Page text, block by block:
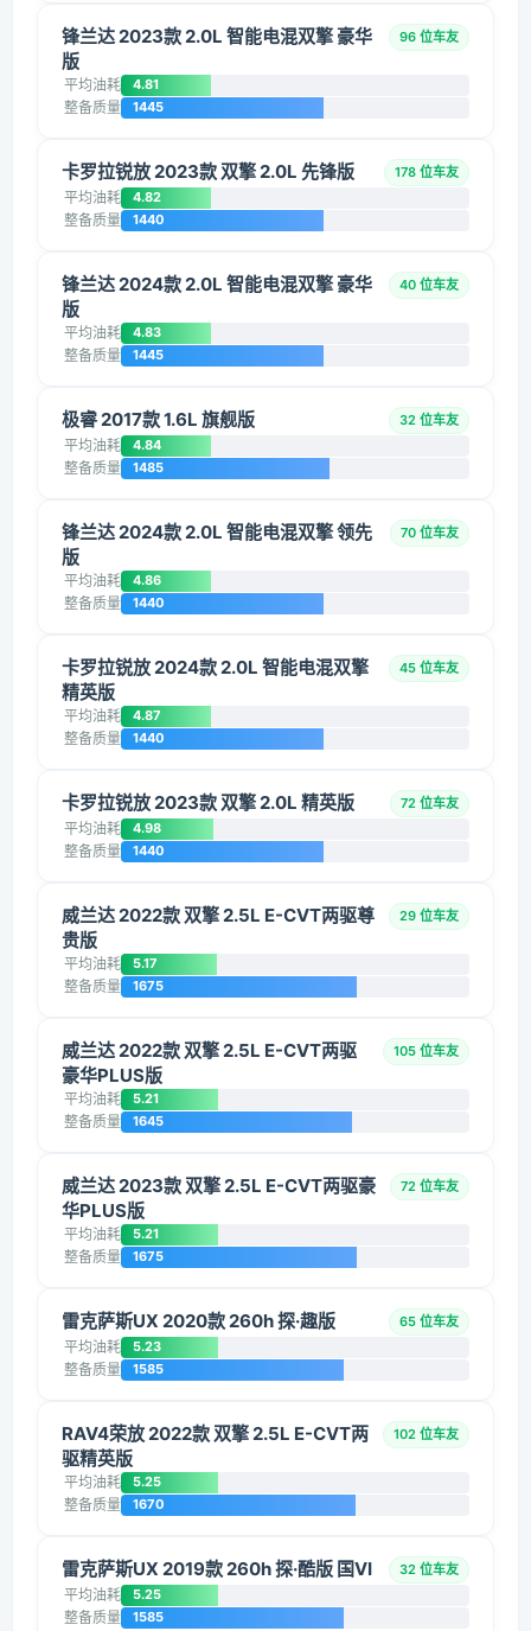
锋兰达 2023款 2.0L 智能电混双擎 豪华
版
96 位车友
平均油耗 4.81
整备质量 1445
卡罗拉锐放 2023款 双擎 2.0L 先锋版 178 位车友
平均油耗 4.82
整备质量 1440
锋兰达 2024款 2.0L 智能电混双擎 豪华
版
40 位车友
平均油耗 4.83
整备质量 1445
极睿 2017款 1.6L 旗舰版 32 位车友
平均油耗 4.84
整备质量 1485
锋兰达 2024款 2.0L 智能电混双擎 领先
版
70 位车友
平均油耗 4.86
整备质量 1440
卡罗拉锐放 2024款 2.0L 智能电混双擎
精英版
45 位车友
平均油耗 4.87
整备质量 1440
卡罗拉锐放 2023款 双擎 2.0L 精英版 72 位车友
平均油耗 4.98
整备质量 1440
威兰达 2022款 双擎 2.5L E-CVT两驱尊
贵版
29 位车友
平均油耗 5.17
整备质量 1675
威兰达 2022款 双擎 2.5L E-CVT两驱
豪华PLUS版
105 位车友
平均油耗 5.21
整备质量 1645
威兰达 2023款 双擎 2.5L E-CVT两驱豪
华PLUS版
72 位车友
平均油耗 5.21
整备质量 1675
雷克萨斯UX 2020款 260h 探·趣版 65 位车友
平均油耗 5.23
整备质量 1585
RAV4荣放 2022款 双擎 2.5L E-CVT两
驱精英版
102 位车友
平均油耗 5.25
整备质量 1670
雷克萨斯UX 2019款 260h 探·酷版 国VI 32 位车友
平均油耗 5.25
整备质量 1585